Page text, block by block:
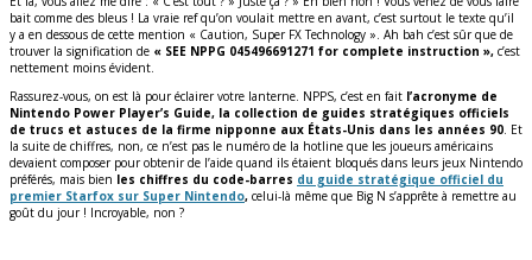
bait comme des bleus ! La vraie ref qu’on voulait mettre en avant, c’est surtout le texte qu’il
y a en dessous de cette mention « Caution, Super FX Technology ». Ah bah c’est sûr que de
trouver la signification de « SEE NPPG 045496691271 for complete instruction », c’est
nettement moins évident.
Rassurez-vous, on est là pour éclairer votre lanterne. NPPS, c’est en fait l’acronyme de
Nintendo Power Player’s Guide, la collection de guides stratégiques officiels
de trucs et astuces de la firme nipponne aux États-Unis dans les années 90 . Et
la suite de chiffres, non, ce n’est pas le numéro de la hotline que les joueurs américains
devaient composer pour obtenir de l’aide quand ils étaient bloqués dans leurs jeux Nintendo
préférés, mais bien les chiffres du code-barres du guide stratégique officiel du
premier Starfox sur Super Nintendo, celui-là même que Big N s’apprête à remettre au
goût du jour ! Incroyable, non ?